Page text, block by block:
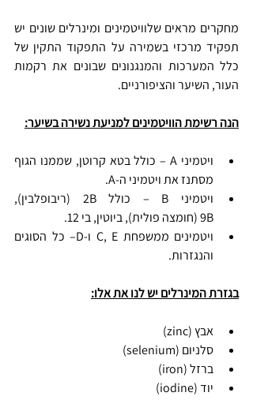
העור, השיער והציפורניים.
הנה רשימת הוויטמינים למניעת נשירה בשיער:
מסתנז את ויטמיני ה-A.
9B (חומצה פולית), ביוטין, בי 12.
והנגזרות.
בגזרת המינרלים יש לנו את אלו:
אבץ (zinc)
סלניום (selenium)
ברזל (iron)
יוד (iodine)